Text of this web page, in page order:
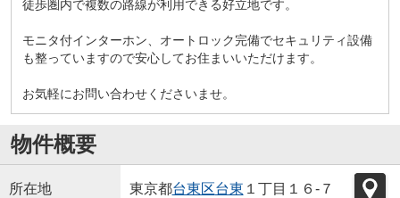
徒歩圏内で複数の路線が利用できる好立地です。
モニタ付インターホン、オートロック完備でセキュリティ設備
も整っていますので安心してお住まいいただけます。
お気軽にお問い合わせくださいませ。
物件概要
所在地 東京都台東区台東 １丁目１６-７